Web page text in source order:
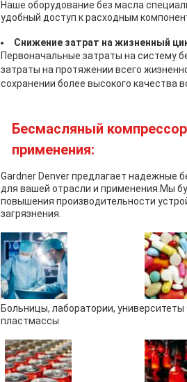
Наше оборудование без масла
удобный доступ к расходным
Снижение затрат на жизненный
Первоначальные затраты на систему
затраты на протяжении всего
сохранении более высокого качества
Бесмасляный
применения:
Gardner Denver предлагает надежные
для вашей отрасли и применения.Мы
повышения производительности
загрязнения.
Больницы, лаборатории,
пластмассы